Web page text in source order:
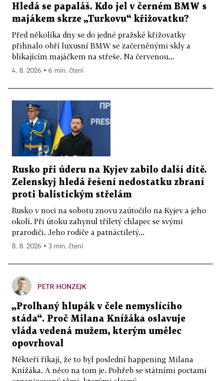
Hledá se papaláš. Kdo jel v černém BMW s
majákem skrze „Turkovu“ křižovatku?
Před několika dny se do jedné pražské křižovatky
přihnalo obří luxusní BMW se začerněnými skly a
blikajícím majáčkem na střeše. Na červenou...
4. 8. 2026 ▪ 6 min. čtení
Rusko při úderu na Kyjev zabilo další dítě.
Zelenskyj hledá řešení nedostatku zbraní
proti balistickým střelám
Rusko v noci na sobotu znovu zaútočilo na Kyjev a jeho
okolí. Při útoku zahynul tříletý chlapec se svými
prarodiči. Jeho rodiče a patnáctiletý...
8. 8. 2026 ▪ 3 min. čtení
PETR HONZEJK
„Prolhaný hlupák v čele nemyslícího
stáda“. Proč Milana Knížáka oslavuje
vláda vedená mužem, kterým umělec
opovrhoval
Někteří říkají, že to byl poslední happening Milana
Knížáka. A něco na tom je. Pohřeb se státními poctami